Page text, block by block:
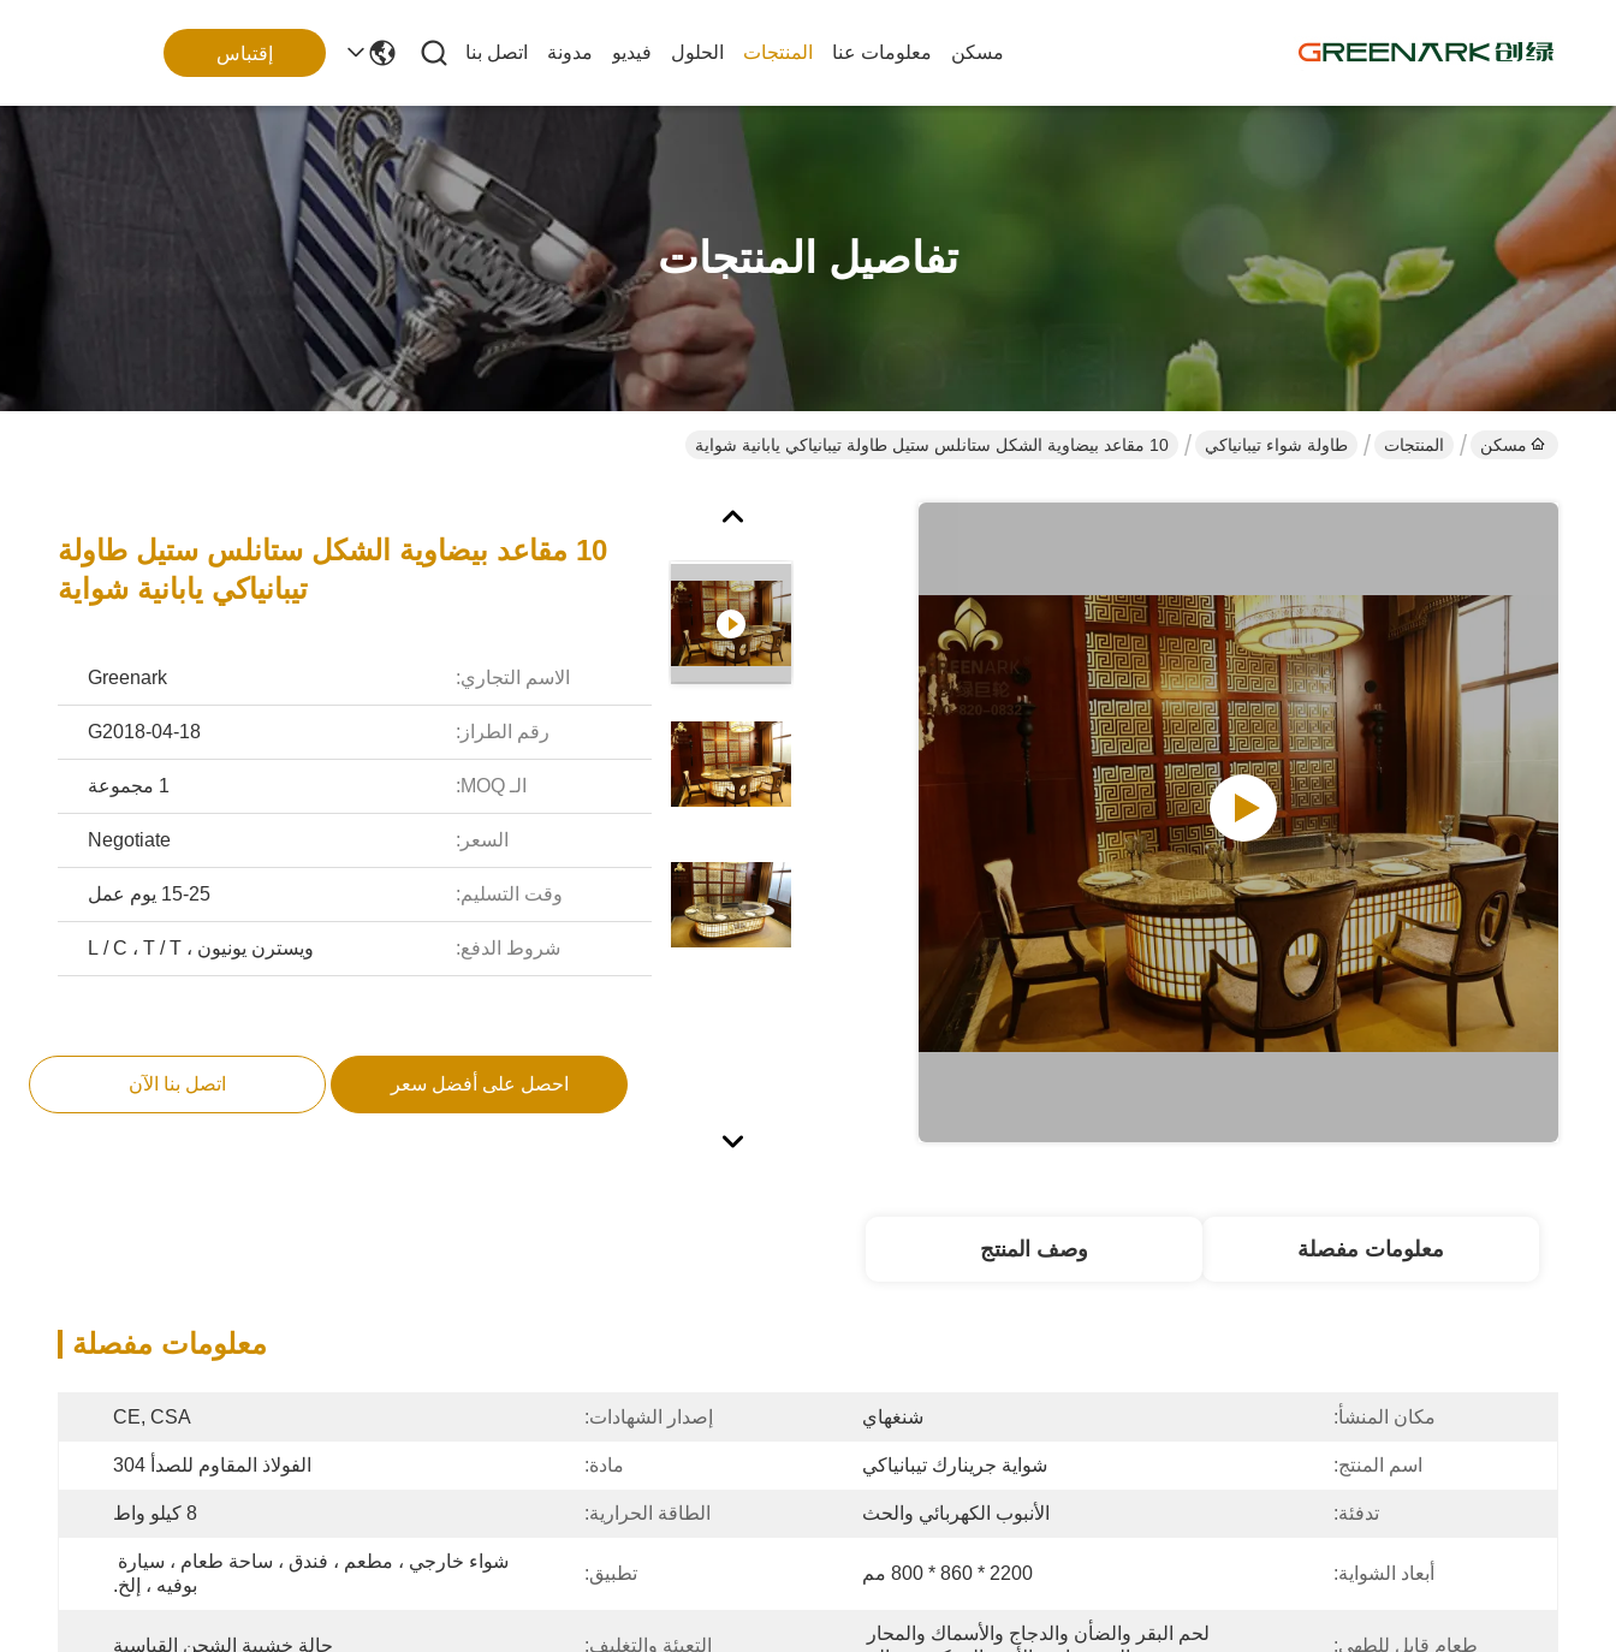
مسكن معلومات عنا المنتجات الحلول فيديو مدونة اتصل بنا إقتباس
تفاصيل المنتجات
مسكن المنتجات طاولة شواء تيبانياكي 10 مقاعد بيضاوية الشكل ستانلس ستيل طاولة تيبانياكي يابانية شواية
10 مقاعد بيضاوية الشكل ستانلس ستيل طاولة
تيبانياكي يابانية شواية
الاسم التجاري: Greenark
رقم الطراز: G2018-04-18
الـ MOQ: 1 مجموعة
السعر: Negotiate
وقت التسليم: 15-25 يوم عمل
شروط الدفع: ويسترن يونيون ، L / C ، T / T
احصل على أفضل سعر اتصل بنا الآن
معلومات مفصلة وصف المنتج
معلومات مفصلة
مكان المنشأ: شنغهاي إصدار الشهادات: CE, CSA
اسم المنتج: شواية جرينارك تيبانياكي مادة: الفولاذ المقاوم للصدأ 304
تدفئة: الأنبوب الكهربائي والحث الطاقة الحرارية: 8 كيلو واط
أبعاد الشواية: 2200 * 860 * 800 مم تطبيق:
بوفيه ، إلخ.
طعام قابل للطهي: التعبئة والتغليف: حالة خشبية الشحن القياسية